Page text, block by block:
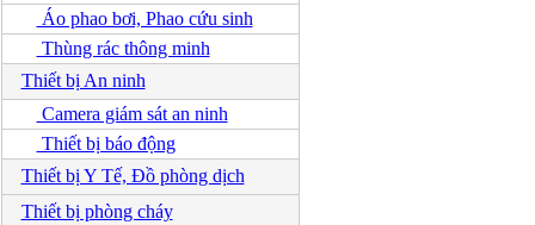
Áo phao bơi, Phao cứu sinh
Thùng rác thông minh
Thiết bị An ninh
Camera giám sát an ninh
Thiết bị báo động
Thiết bị Y Tế, Đồ phòng dịch
Thiết bị phòng cháy